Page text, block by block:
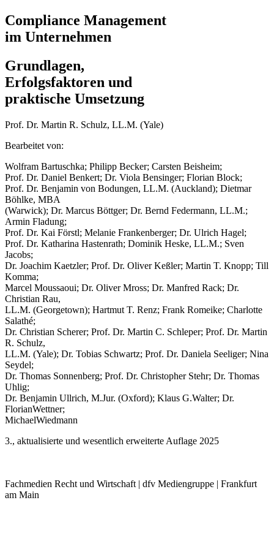
Compliance Management
im Unternehmen
Grundlagen,
Erfolgsfaktoren und
praktische Umsetzung
Prof. Dr. Martin R. Schulz, LL.M. (Yale)
Bearbeitet von:
Wolfram Bartuschka; Philipp Becker; Carsten Beisheim;
Prof. Dr. Daniel Benkert; Dr. Viola Bensinger; Florian Block;
Prof. Dr. Benjamin von Bodungen, LL.M. (Auckland); Dietmar
Böhlke, MBA
(Warwick); Dr. Marcus Böttger; Dr. Bernd Federmann, LL.M.;
Armin Fladung;
Prof. Dr. Kai Förstl; Melanie Frankenberger; Dr. Ulrich Hagel;
Prof. Dr. Katharina Hastenrath; Dominik Heske, LL.M.; Sven
Jacobs;
Dr. Joachim Kaetzler; Prof. Dr. Oliver Keßler; Martin T. Knopp; Till
Komma;
Marcel Moussaoui; Dr. Oliver Mross; Dr. Manfred Rack; Dr.
Christian Rau,
LL.M. (Georgetown); Hartmut T. Renz; Frank Romeike; Charlotte
Salathé;
Dr. Christian Scherer; Prof. Dr. Martin C. Schleper; Prof. Dr. Martin
R. Schulz,
LL.M. (Yale); Dr. Tobias Schwartz; Prof. Dr. Daniela Seeliger; Nina
Seydel;
Dr. Thomas Sonnenberg; Prof. Dr. Christopher Stehr; Dr. Thomas
Uhlig;
Dr. Benjamin Ullrich, M.Jur. (Oxford); Klaus G.Walter; Dr.
FlorianWettner;
MichaelWiedmann
3., aktualisierte und wesentlich erweiterte Auflage 2025
Fachmedien Recht und Wirtschaft | dfv Mediengruppe | Frankfurt
am Main